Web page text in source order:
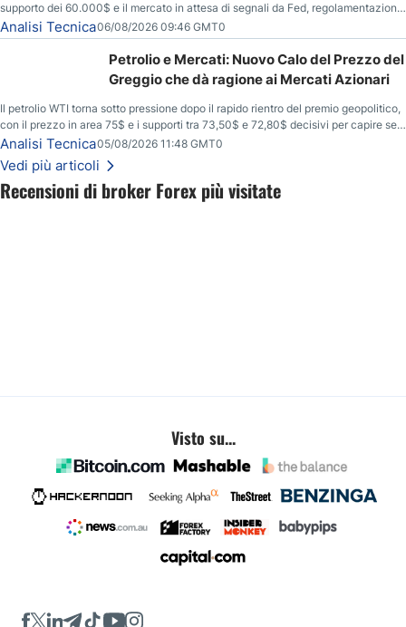
Recensioni di broker Forex più visitate
supporto dei 60.000$ e il mercato in attesa di segnali da Fed, regolamentazione
USA ed elezioni di medio termine.
Analisi Tecnica06/08/2026 09:46 GMT0
Petrolio e Mercati: Nuovo Calo del Prezzo del
Greggio che dà ragione ai Mercati Azionari
Il petrolio WTI torna sotto pressione dopo il rapido rientro del premio geopolitico,
con il prezzo in area 75$ e i supporti tra 73,50$ e 72,80$ decisivi per capire se il
ribasso potrà estendersi verso quota 70$.
Analisi Tecnica05/08/2026 11:48 GMT0
Vedi più articoli
Visto su...